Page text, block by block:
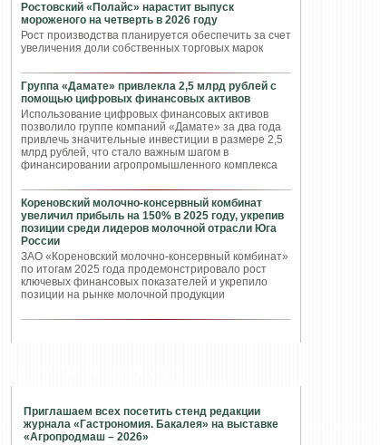
Ростовский «Полайс» нарастит выпуск
мороженого на четверть в 2026 году
Рост производства планируется обеспечить за счет
увеличения доли собственных торговых марок
Группа «Дамате» привлекла 2,5 млрд рублей с
помощью цифровых финансовых активов
Использование цифровых финансовых активов
позволило группе компаний «Дамате» за два года
привлечь значительные инвестиции в размере 2,5
млрд рублей, что стало важным шагом в
финансировании агропромышленного комплекса
Кореновский молочно-консервный комбинат
увеличил прибыль на 150% в 2025 году, укрепив
позиции среди лидеров молочной отрасли Юга
России
ЗАО «Кореновский молочно-консервный комбинат»
по итогам 2025 года продемонстрировало рост
ключевых финансовых показателей и укрепило
позиции на рынке молочной продукции
Приглашаем всех посетить стенд редакции
журнала «Гастрономия. Бакалея» на выставке
«Агропродмаш – 2026»